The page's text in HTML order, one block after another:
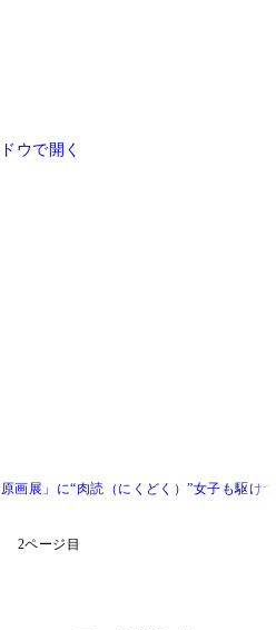
ウで開く
画展」に“肉読（にくどく）”女子も駆
2ページ目